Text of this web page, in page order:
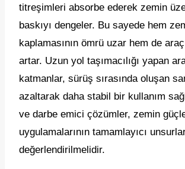
titreşimleri absorbe ederek zemin
baskıyı dengeler. Bu sayede hem
kaplamasının ömrü uzar hem de
artar. Uzun yol taşımacılığı yapan
katmanlar, sürüş sırasında oluşan
azaltarak daha stabil bir kullanım
ve darbe emici çözümler, zemin
uygulamalarının tamamlayıcı
değerlendirilmelidir.